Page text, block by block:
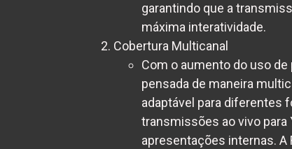
garantindo que a
máxima interatividade.
Cobertura Multicanal
Com o aumento do uso
pensada de maneira
adaptável para diferentes
transmissões ao vivo para
apresentações internas.